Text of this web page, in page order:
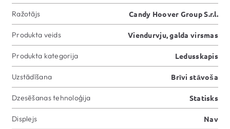
Ražotājs Candy Hoover Group S.r.l.
Produkta veids Viendurvju, galda virsmas
Produkta kategorija Ledusskapis
Uzstādīšana Brīvi stāvoša
Dzesēšanas tehnoloģija Statisks
Displejs Nav